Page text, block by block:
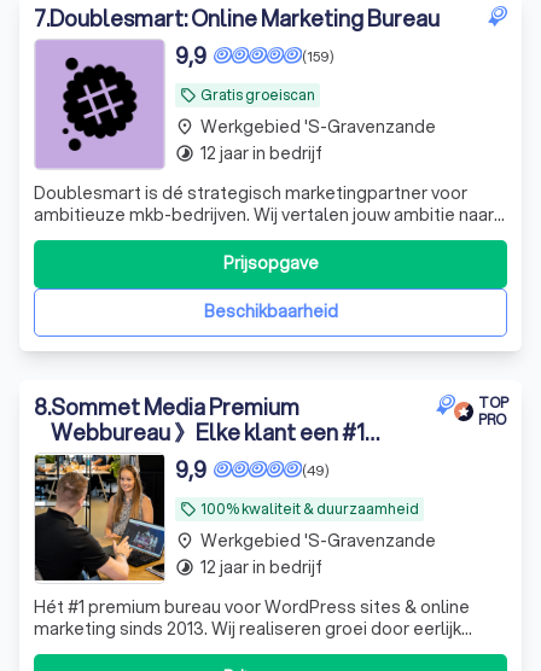
7.Doublesmart: Online Marketing Bureau
local_offer Gratis groeiscan
(159)
9,9
Doublesmart is dé strategisch marketingpartner voor
ambitieuze mkb-bedrijven. Wij vertalen jouw ambitie naar
concrete resultaten en meetbare groei. Klaar om
marktleider te worden in jouw branche?
Beschikbaarheid
Prijsopgave
place Werkgebied 's-Gravenzande
timelapse 12 jaar in bedrijf
8.Sommet Media Premium
Webbureau 》Elke klant een #1
service
TOP
PRO
local_offer 100% kwaliteit & duurzaamheid
(49)
9,9
Hét #1 premium bureau voor WordPress sites & online
marketing sinds 2013. Wij realiseren groei door eerlijk
advies & persoonlijke aandacht. Kies net als 100+ klanten
place Werkgebied 's-Gravenzande
timelapse 12 jaar in bedrijf